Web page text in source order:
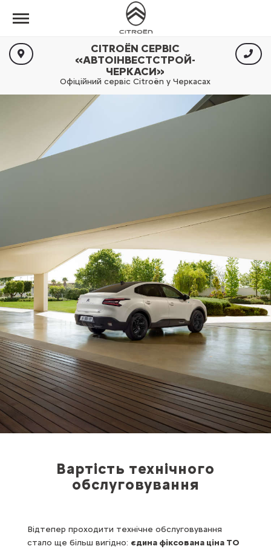
CITROËN СЕРВІС
«АВТОІНВЕСТСТРОЙ-
ЧЕРКАСИ»
Офіційний сервіс Citroën у Черкасах
Вартість технічного
обслуговування
Відтепер проходити технічне обслуговування
стало ще більш вигідно: єдина фіксована ціна ТО